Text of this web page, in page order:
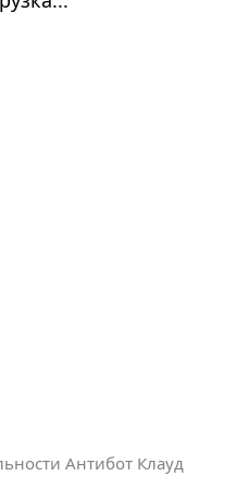
Антибот Клауд